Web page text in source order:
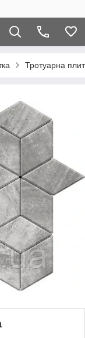
Тротуарна